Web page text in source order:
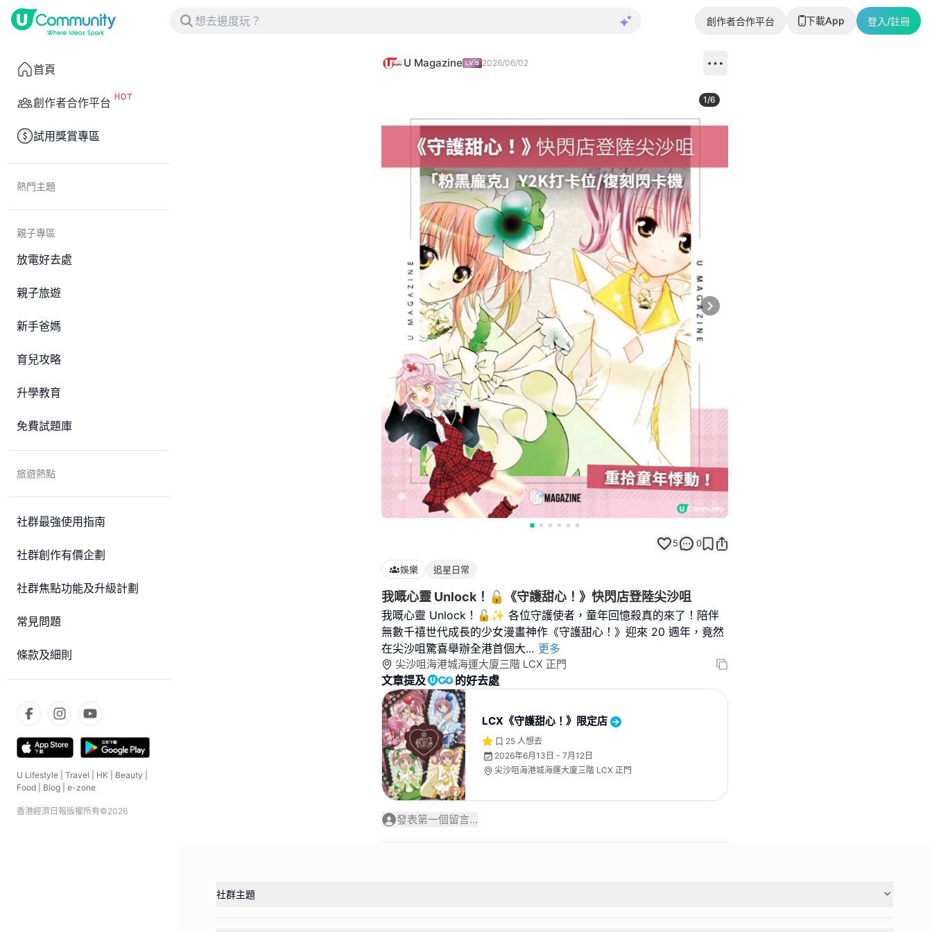
創作者合作平台 下載App 登入/註冊
首頁
創作者合作平台
試用獎賞專區
熱門主題
親子專區
放電好去處
親子旅遊
新手爸媽
育兒攻略
升學教育
免費試題庫
旅遊熱點
社群最強使用指南
社群創作有價企劃
社群焦點功能及升級計劃
常見問題
條款及細則
U Lifestyle Travel HK Beauty
Food
Blog e-zone
香港經濟日報版權所有©2026
U Magazine 2026/06/02
Next slide
1/6
5 0
娛樂 追星日常
我嘅心靈 Unlock！🔓《守護甜心！》快閃店登陸尖沙咀
我嘅心靈 Unlock！🔓✨ 各位守護使者，童年回憶殺真的來了！陪伴
無數千禧世代成長的少女漫畫神作《守護甜心！》迎來 20 週年，竟然
在尖沙咀驚喜舉辦全港首個大... 更多
尖沙咀海港城海運大廈三階 LCX 正門
文章提及 的好去處
LCX《守護甜心！》限定店
25 人想去
2026年6月13日 - 7月12日
尖沙咀海港城海運大廈三階 LCX 正門
發表第一個留言...
社群主題